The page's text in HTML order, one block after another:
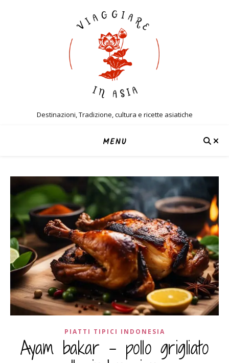
Destinazioni, Tradizione, cultura e ricette asiatiche
MENU
PIATTI TIPICI INDONESIA
Ayam bakar – pollo grigliato